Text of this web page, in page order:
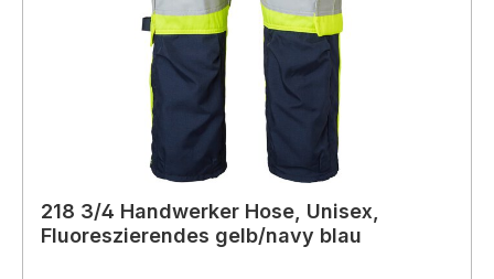
218 3/4 Handwerker Hose, Unisex,
Fluoreszierendes gelb/navy blau